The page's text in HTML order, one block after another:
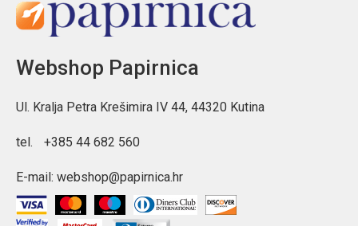
Webshop Papirnica
Ul. Kralja Petra Krešimira IV 44, 44320 Kutina
tel. +385 44 682 560
E-mail: webshop@papirnica.hr